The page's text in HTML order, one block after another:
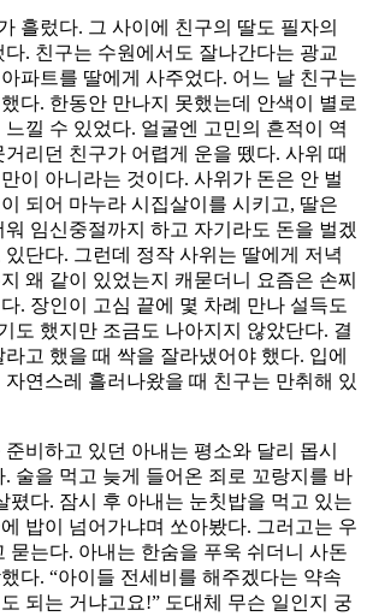
흘렀다. 그 사이에 친구의 딸도 필자의
. 친구는 수원에서도 잘나간다는 광교
파트를 딸에게 사주었다. 어느 날 친구는
다. 한동안 만나지 못했는데 안색이 별로
낄 수 있었다. 얼굴엔 고민의 흔적이 역
리던 친구가 어렵게 운을 뗐다. 사위 때
이 아니라는 것이다. 사위가 돈은 안 벌
되어 마누라 시집살이를 시키고, 딸은
워 임신중절까지 하고 자기라도 돈을 벌겠
단다. 그런데 정작 사위는 딸에게 저녁
왜 같이 있었는지 캐묻더니 요즘은 손찌
. 장인이 고심 끝에 몇 차례 만나 설득도
도 했지만 조금도 나아지지 않았단다. 결
고 했을 때 싹을 잘라냈어야 했다. 입에
연스레 흘러나왔을 때 친구는 만취해 있
비하고 있던 아내는 평소와 달리 몹시
술을 먹고 늦게 들어온 죄로 꼬랑지를 바
폈다. 잠시 후 아내는 눈칫밥을 먹고 있는
밥이 넘어가냐며 쏘아봤다. 그러고는 우
묻는다. 아내는 한숨을 푸욱 쉬더니 사돈
다. “아이들 전세비를 해주겠다는 약속
되는 거냐고요!” 도대체 무슨 일인지 궁